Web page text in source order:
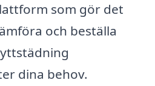
som gör det
och beställa
dina behov.